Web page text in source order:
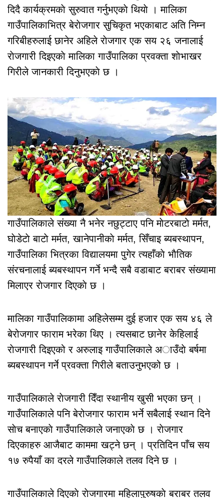
दिदै कार्यक्रमकाे सुरुवात गर्नुभएकाे थियाे । मालिका
गाउँपालिकाभित्र बेराेजगार सुचिकृत भएकाबाट अति निम्न
गरिबीहरुलाई छानेर अहिले राेजगार एक सय २६ जनालाई
राेजगारी दिइएकाे मालिका गाउँपालिका प्रवक्ता शाेभाखर
गिरीले जानकारी दिनुभएकाे छ ।
गाउँपालिकाले संख्या नै भनेर नछुट्टाए पनि माेटरबाटाे मर्मत,
घाेडेटाे बाटाे मर्मत, खानेपानीकाे मर्मत, सिँचाइ ब्यबस्थापन,
गाउँपालिका भित्रका विद्यालयमा पुगेर त्यहाँकाे भाैतिक
संरचनालाई ब्यबस्थापन गर्ने भन्दै सबै वडाबाट बराबर संख्यामा
मिलाएर राेजगार दिएकाे छ ।
मालिका गाउँपालिकामा अहिलेसम्म दुई हजार एक सय ४६ ले
बेरोजगार फाराम भरेका थिए । त्यसबाट छानेर केहिलाई
राेजगारी दिइएको र अरुलाइ गाउँपालिकाले अाउँदाे बर्षमा
ब्यबस्थापन गर्ने प्रवक्ता गिरीले बताउनुभएको छ ।
गाउँपालिकाले राेजगारी दिँदा स्थानीय खुसी भएका छन् ।
गाउँपालिकाले पनि बेरोजगार फाराम भर्ने सबैलाई स्थान दिने
साेच बनाएकाे गाउँपालिकाले जनाएकाे छ । राेजगार
दिएकाहरु आजैबाट काममा खट्ने छन् । प्रतिदिन पाँच सय
१७ रुपैयाँ का दरले गाउँपालिकाले तलव दिने छ ।
गाउँपालिकाले दिएकाे राेजगारमा महिलापुरुषकाे बराबर तलव